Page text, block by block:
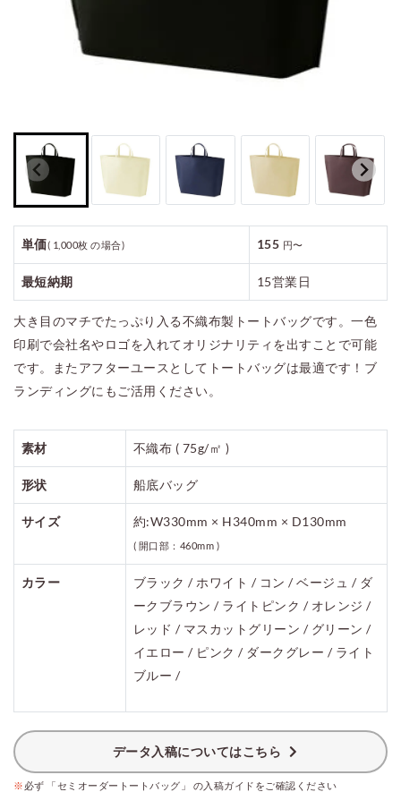
単価( 1,000枚 の場合) 155 円〜
最短納期 15営業日
大き目のマチでたっぷり入る不織布製トートバッグです。一色
印刷で会社名やロゴを入れてオリジナリティを出すことで可能
です。またアフターユースとしてトートバッグは最適です！ブ
ランディングにもご活用ください。
素材 不織布 ( 75g/㎡ )
形状 船底バッグ
サイズ 約:W330mm × H340mm × D130mm
( 開口部：460mm )
カラー
ブラック / ホワイト / コン / ベージュ / ダ
ークブラウン / ライトピンク / オレンジ /
レッド / マスカットグリーン / グリーン /
イエロー / ピンク / ダークグレー / ライト
ブルー /
データ入稿についてはこちら
※ 必ず 「セミオーダートートバッグ」 の入稿ガイドをご確認ください